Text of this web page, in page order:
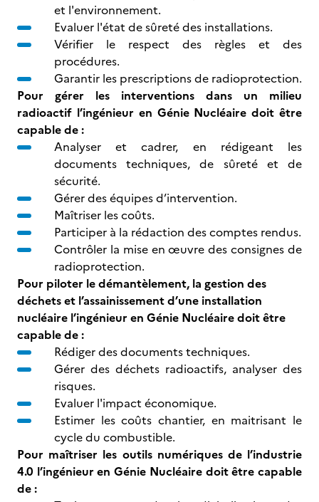
et l'environnement.
Evaluer l'état de sûreté des installations.
Vérifier le respect des règles et des
procédures.
Garantir les prescriptions de radioprotection.
Pour gérer les interventions dans un milieu
radioactif l’ingénieur en Génie Nucléaire doit être
capable de :
Analyser et cadrer, en rédigeant les
documents techniques, de sûreté et de
sécurité.
Gérer des équipes d’intervention.
Maîtriser les coûts.
Participer à la rédaction des comptes rendus.
Contrôler la mise en œuvre des consignes de
radioprotection.
Pour piloter le démantèlement, la gestion des
déchets et l’assainissement d’une installation
nucléaire l’ingénieur en Génie Nucléaire doit être
capable de :
Rédiger des documents techniques.
Gérer des déchets radioactifs, analyser des
risques.
Evaluer l'impact économique.
Estimer les coûts chantier, en maitrisant le
cycle du combustible.
Pour maîtriser les outils numériques de l’industrie
4.0 l’ingénieur en Génie Nucléaire doit être capable
de :